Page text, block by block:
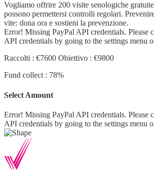
Vogliamo offrire 200 visite senologiche
possono permettersi controlli regolari.
vite: dona ora e sostieni la prevenzione.
Error! Missing PayPal API credentials. Please
API credentials by going to the settings menu
Raccolti : €7600 Obiettivo : €9800
Fund collect : 78%
Select Amount
Error! Missing PayPal API credentials. Please
API credentials by going to the settings menu